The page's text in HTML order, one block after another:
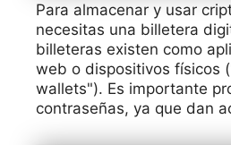
Para almacenar y usar
necesitas una billetera
billeteras existen como
web o dispositivos físicos
wallets"). Es importante
contraseñas, ya que dan